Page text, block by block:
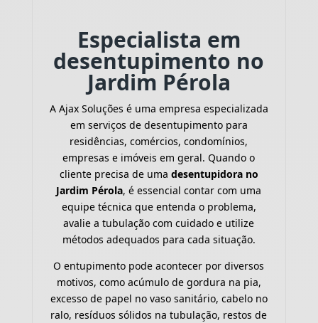
Especialista em
desentupimento no
Jardim Pérola
A Ajax Soluções é uma empresa especializada
em serviços de desentupimento para
residências, comércios, condomínios,
empresas e imóveis em geral. Quando o
cliente precisa de uma desentupidora no
Jardim Pérola, é essencial contar com uma
equipe técnica que entenda o problema,
avalie a tubulação com cuidado e utilize
métodos adequados para cada situação.
O entupimento pode acontecer por diversos
motivos, como acúmulo de gordura na pia,
excesso de papel no vaso sanitário, cabelo no
ralo, resíduos sólidos na tubulação, restos de